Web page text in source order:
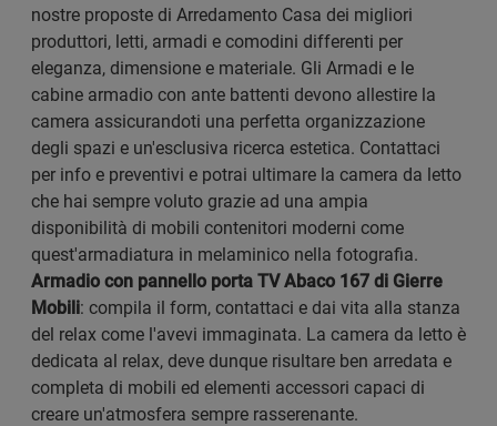
nostre proposte di Arredamento Casa dei migliori
produttori, letti, armadi e comodini differenti per
eleganza, dimensione e materiale. Gli Armadi e le
cabine armadio con ante battenti devono allestire la
camera assicurandoti una perfetta organizzazione
degli spazi e un'esclusiva ricerca estetica. Contattaci
per info e preventivi e potrai ultimare la camera da letto
che hai sempre voluto grazie ad una ampia
disponibilità di mobili contenitori moderni come
quest'armadiatura in melaminico nella fotografia.
Armadio con pannello porta TV Abaco 167 di Gierre
Mobili: compila il form, contattaci e dai vita alla stanza
del relax come l'avevi immaginata. La camera da letto è
dedicata al relax, deve dunque risultare ben arredata e
completa di mobili ed elementi accessori capaci di
creare un'atmosfera sempre rasserenante.